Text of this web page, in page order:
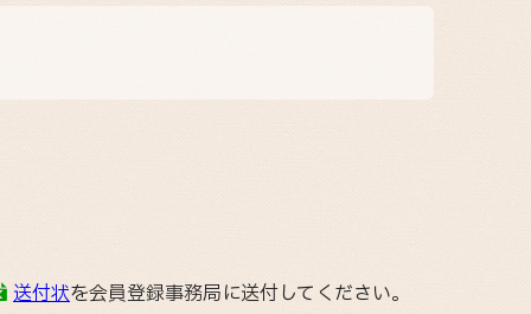
送付状を会員登録事務局に送付してください。